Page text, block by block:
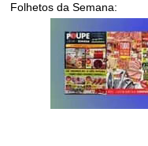
Folhetos da Semana: